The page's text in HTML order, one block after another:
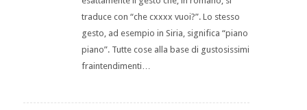
traduce con “che cxxxx vuoi?”. Lo stesso
gesto, ad esempio in Siria, significa “piano
piano”. Tutte cose alla base di gustosissimi
fraintendimenti…